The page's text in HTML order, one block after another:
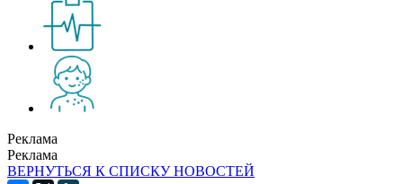
Реклама
Реклама
ВЕРНУТЬСЯ К СПИСКУ НОВОСТЕЙ